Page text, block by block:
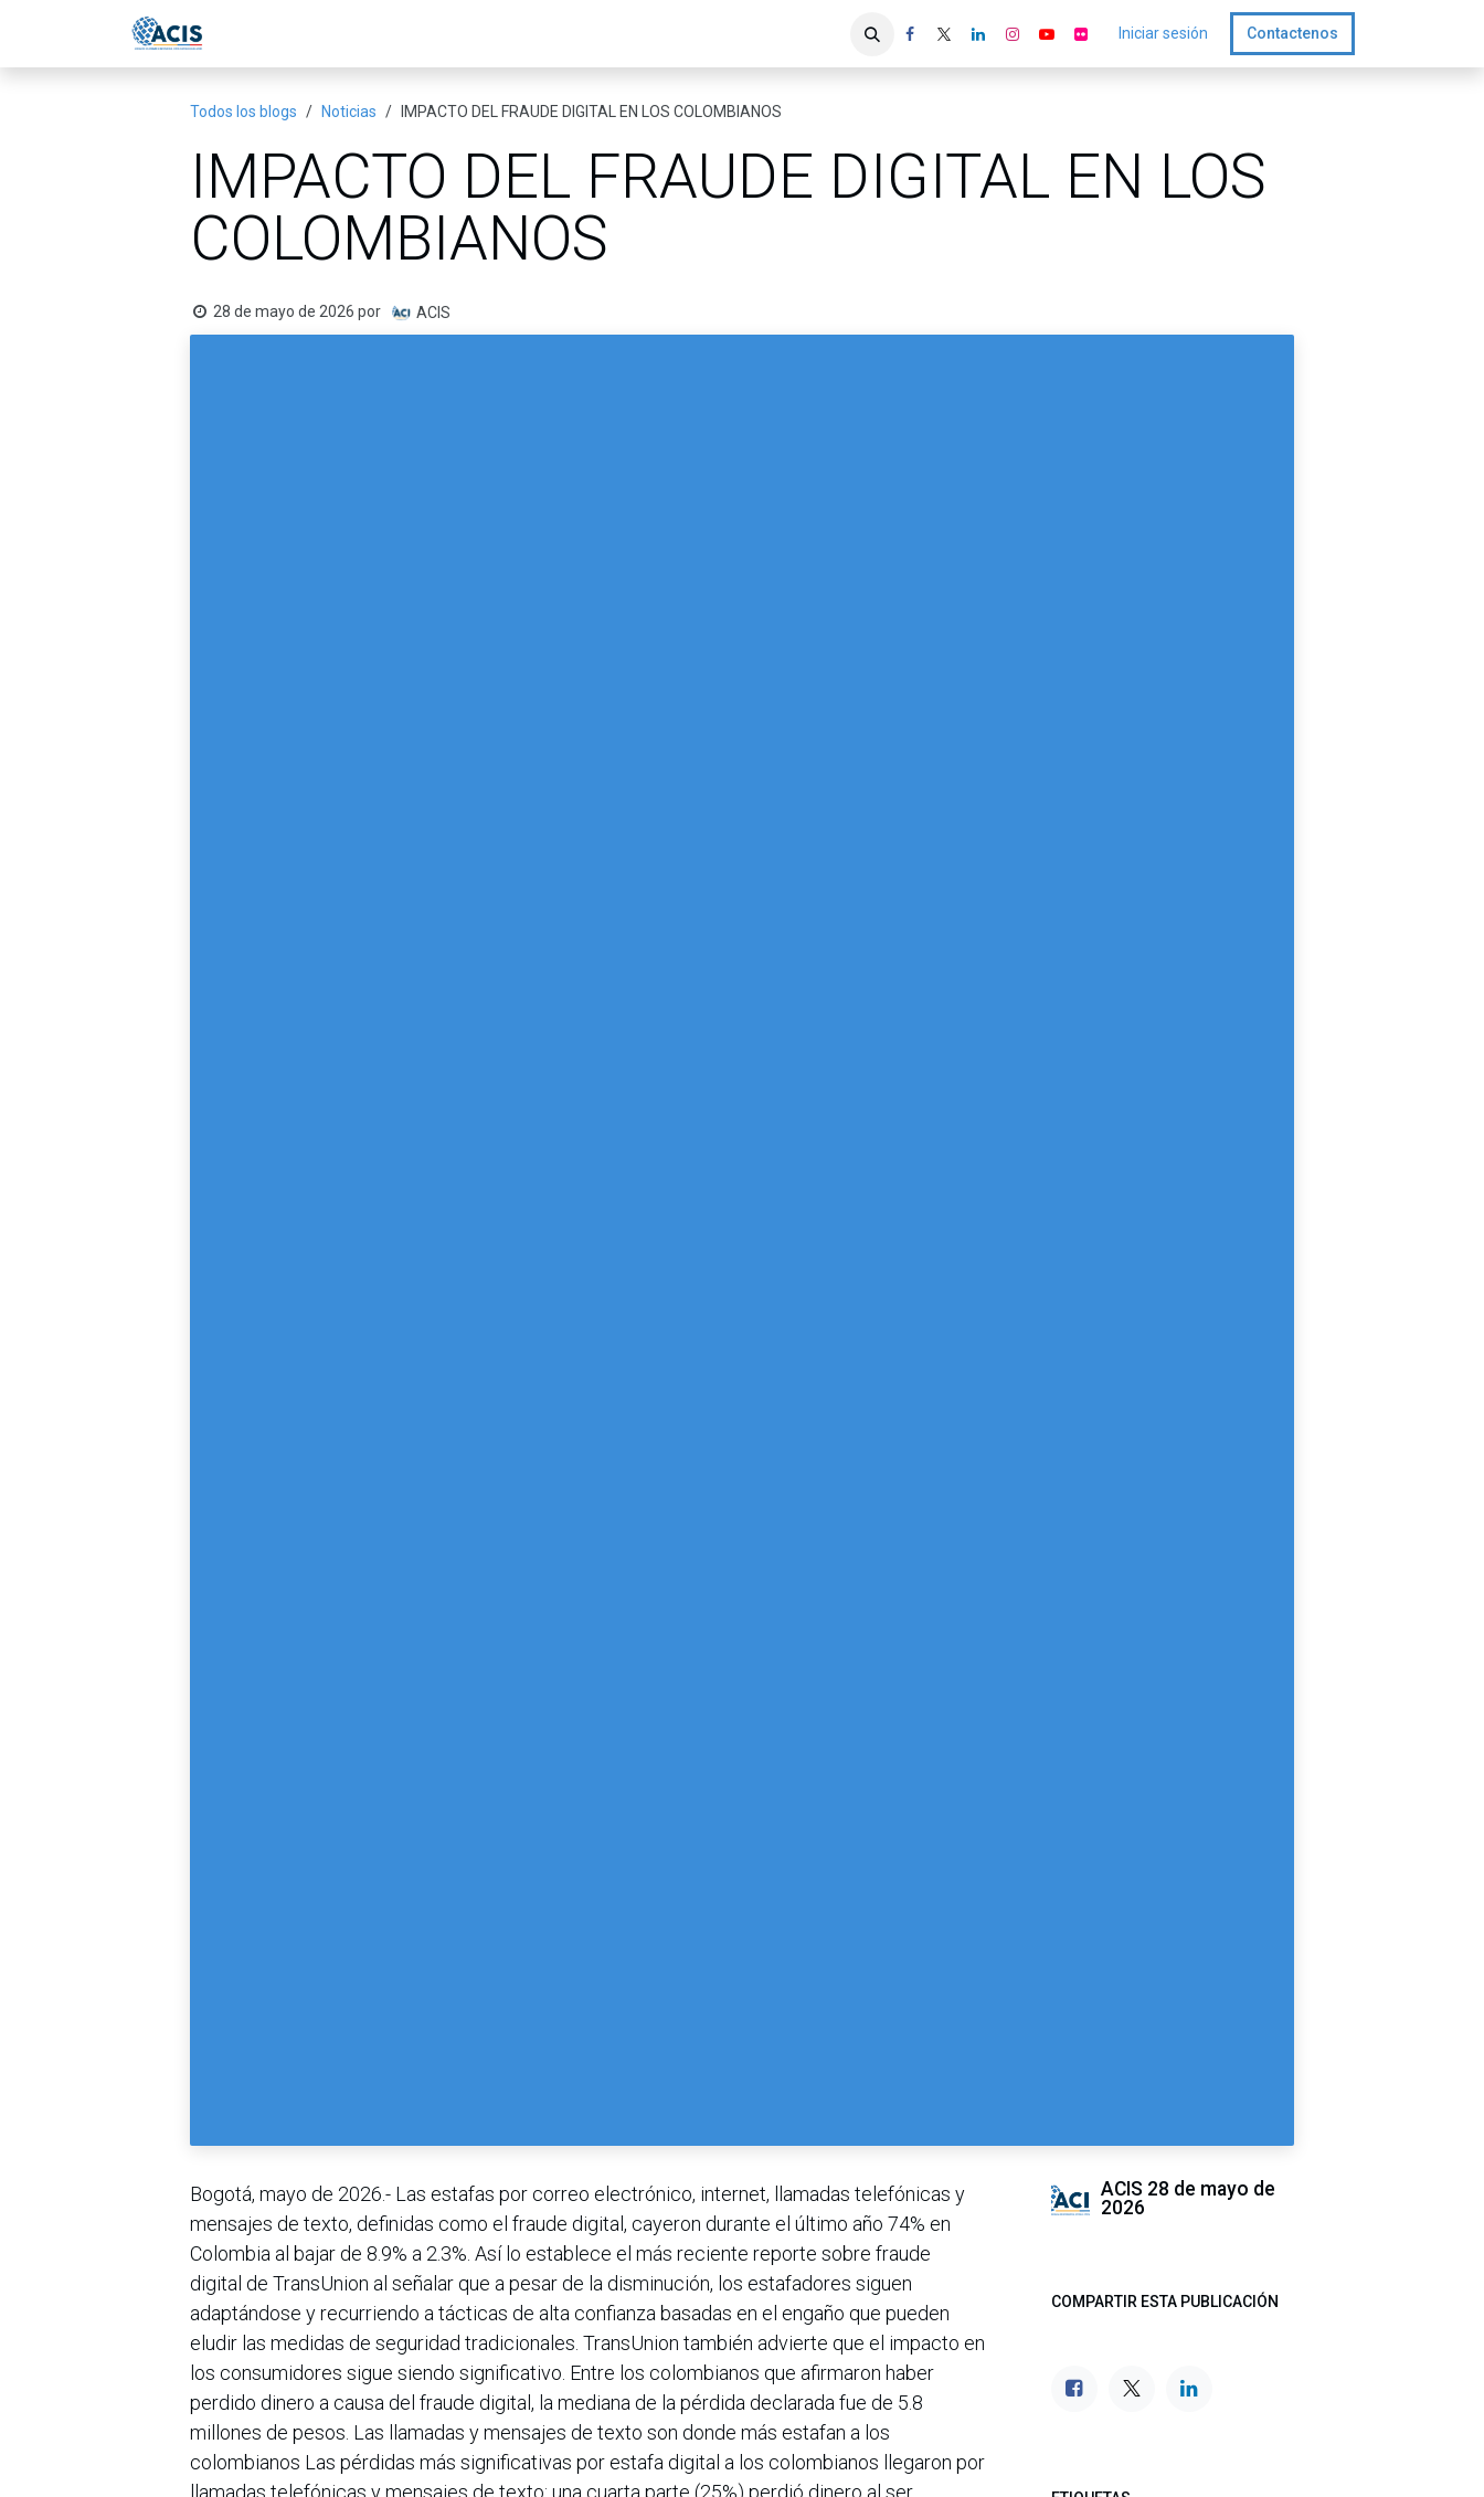
Iniciar sesión Contactenos
Todos los blogs Noticias IMPACTO DEL FRAUDE DIGITAL EN LOS COLOMBIANOS
IMPACTO DEL FRAUDE DIGITAL EN LOS
COLOMBIANOS
28 de mayo de 2026 por ACIS
Bogotá, mayo de 2026.- Las estafas por correo electrónico, internet, llamadas telefónicas y
mensajes de texto, definidas como el fraude digital, cayeron durante el último año 74% en
Colombia al bajar de 8.9% a 2.3%. Así lo establece el más reciente reporte sobre fraude
digital de TransUnion al señalar que a pesar de la disminución, los estafadores siguen
adaptándose y recurriendo a tácticas de alta confianza basadas en el engaño que pueden
eludir las medidas de seguridad tradicionales. TransUnion también advierte que el impacto en
los consumidores sigue siendo significativo. Entre los colombianos que afirmaron haber
perdido dinero a causa del fraude digital, la mediana de la pérdida declarada fue de 5.8
millones de pesos. Las llamadas y mensajes de texto son donde más estafan a los
colombianos Las pérdidas más significativas por estafa digital a los colombianos llegaron por
ACIS 28 de mayo de
2026
COMPARTIR ESTA PUBLICACIÓN